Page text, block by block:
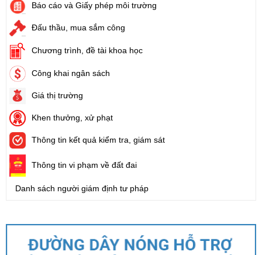
Báo cáo và Giấy phép môi trường
Đấu thầu, mua sắm công
Chương trình, đề tài khoa học
Công khai ngân sách
Giá thị trường
Khen thưởng, xử phạt
Thông tin kết quả kiểm tra, giám sát
Thông tin vi phạm về đất đai
Danh sách người giám định tư pháp